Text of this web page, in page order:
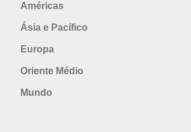
Américas
Ásia e Pacífico
Europa
Oriente Médio
Mundo